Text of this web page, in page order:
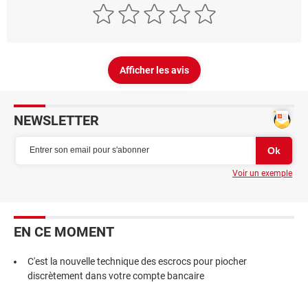
Afficher les avis
NEWSLETTER
Voir un exemple
EN CE MOMENT
C'est la nouvelle technique des escrocs pour piocher
discrètement dans votre compte bancaire